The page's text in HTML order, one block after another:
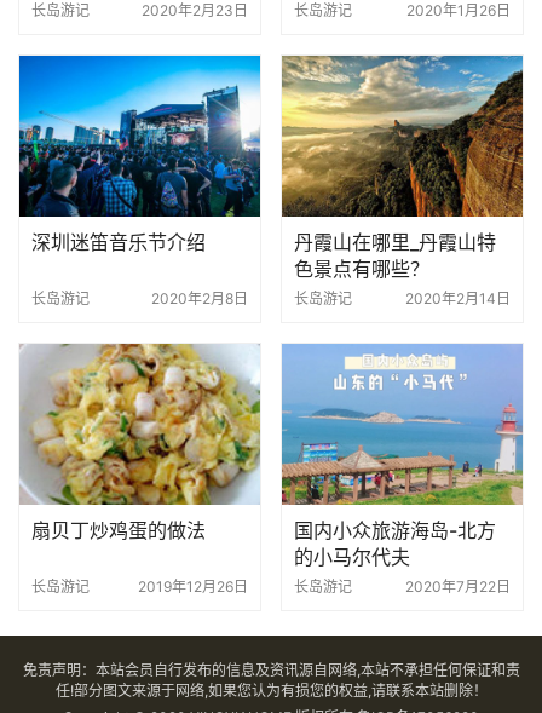
长岛游记 2020年2月23日 长岛游记 2020年1月26日
深圳迷笛音乐节介绍
长岛游记 2020年2月8日
丹霞山在哪里_丹霞山特
色景点有哪些？
长岛游记 2020年2月14日
扇贝丁炒鸡蛋的做法
长岛游记 2019年12月26日
国内小众旅游海岛-北方
的小马尔代夫
长岛游记 2020年7月22日
免责声明：本站会员自行发布的信息及资讯源自网络,本站不承担任何保证和责
任!部分图文来源于网络,如果您认为有损您的权益,请联系本站删除！